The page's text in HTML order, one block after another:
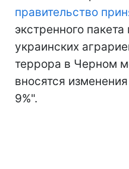
правительство
экстренного
украинских
террора в Черном
вносятся
9%".